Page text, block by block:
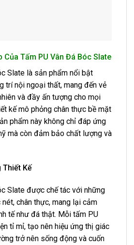
Của Tấm PU Vân Đá Bóc Slate
Slate là sản phẩm nổi bật
trí nội ngoại thất, mang đến vẻ
và đầy ấn tượng cho mọi
kế mô phỏng chân thực bề mặt
phẩm này không chỉ đáp ứng
mà còn đảm bảo chất lượng và
Thiết Kế
Slate được chế tác với những
chân thực, mang lại cảm
tế như đá thật. Mỗi tấm PU
tỉ mỉ, tạo nên hiệu ứng thị giác
trở nên sống động và cuốn